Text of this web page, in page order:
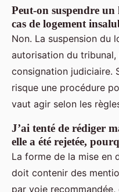
Peut-on suspendre
cas de logement
Non. La suspension du
autorisation du tribunal,
consignation judiciaire.
risque une procédure
vaut agir selon les
J’ai tenté de rédiger
elle a été rejetée,
La forme de la mise en
doit contenir des
par voie